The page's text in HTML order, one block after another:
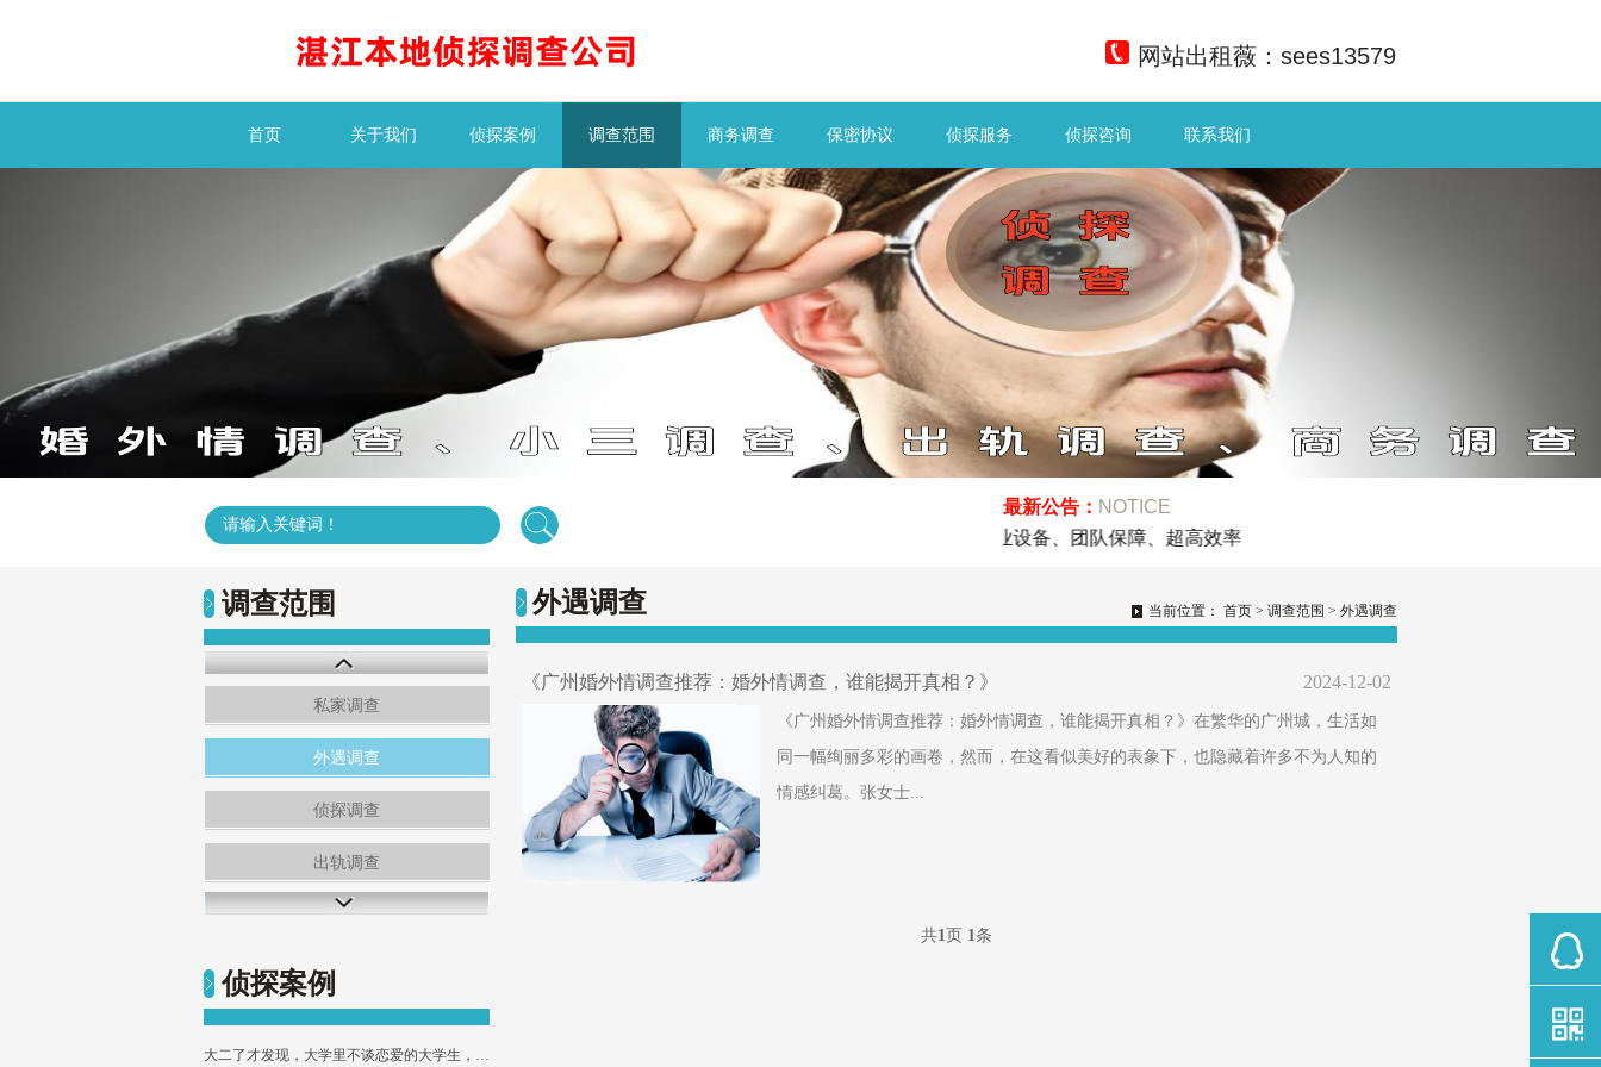
网站出租薇：sees13579
首页 关于我们 侦探案例 调查范围 商务调查 保密协议 侦探服务 侦探咨询 联系我们
最新公告： NOTICE
绝对保密、正规调查、专业设备、团队保障、超高效率
调查范围
私家调查
外遇调查
侦探调查
出轨调查
侦探案例
大二了才发现，大学里不谈恋爱的大学生，大多是这3类
外遇调查 当前位置： 首页 > 调查范围 > 外遇调查
《广州婚外情调查推荐：婚外情调查，谁能揭开真相？》 2024-12-02
《广州婚外情调查推荐：婚外情调查，谁能揭开真相？》在繁华的广州城，生活如
同一幅绚丽多彩的画卷，然而，在这看似美好的表象下，也隐藏着许多不为人知的
情感纠葛。张女士...
共1页 1条